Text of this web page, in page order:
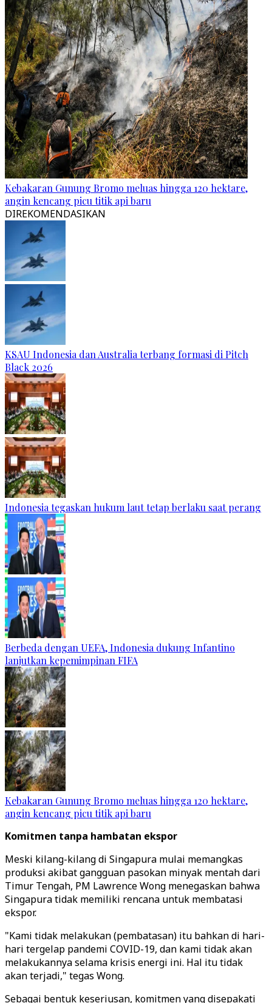
Kebakaran Gunung Bromo meluas hingga 120 hektare,
angin kencang picu titik api baru
DIREKOMENDASIKAN
KSAU Indonesia dan Australia terbang formasi di Pitch
Black 2026
Indonesia tegaskan hukum laut tetap berlaku saat perang
Berbeda dengan UEFA, Indonesia dukung Infantino
lanjutkan kepemimpinan FIFA
Kebakaran Gunung Bromo meluas hingga 120 hektare,
angin kencang picu titik api baru
Komitmen tanpa hambatan ekspor
Meski kilang-kilang di Singapura mulai memangkas
produksi akibat gangguan pasokan minyak mentah dari
Timur Tengah, PM Lawrence Wong menegaskan bahwa
Singapura tidak memiliki rencana untuk membatasi
ekspor.
"Kami tidak melakukan (pembatasan) itu bahkan di hari-
hari tergelap pandemi COVID-19, dan kami tidak akan
melakukannya selama krisis energi ini. Hal itu tidak
akan terjadi," tegas Wong.
Sebagai bentuk keseriusan, komitmen yang disepakati